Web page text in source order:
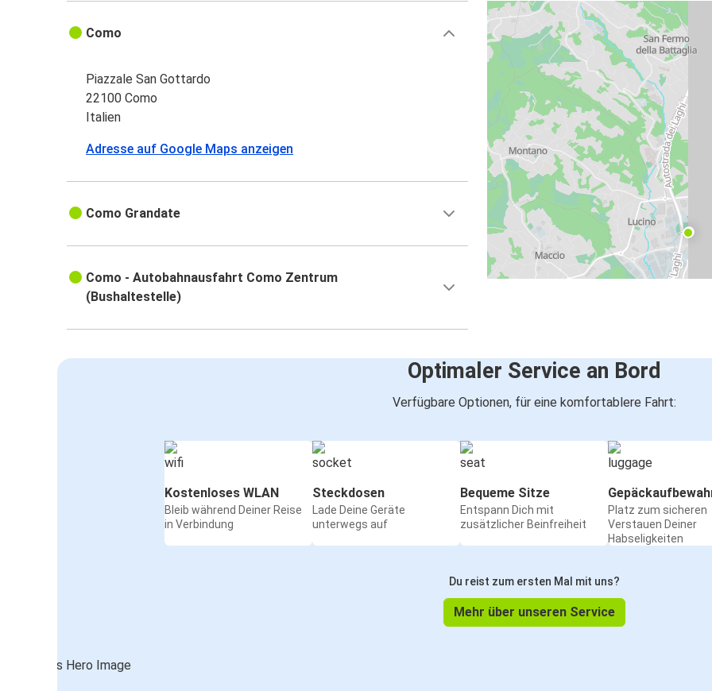
Como
Piazzale San Gottardo
22100 Como
Italien
Adresse auf Google Maps anzeigen
Como Grandate
Como - Autobahnausfahrt Como Zentrum
(Bushaltestelle)
Optimaler Service an Bord
Verfügbare Optionen, für eine komfortablere Fahrt:
Kostenloses WLAN
Bleib während Deiner Reise
in Verbindung
Steckdosen
Lade Deine Geräte
unterwegs auf
Bequeme Sitze
Entspann Dich mit
zusätzlicher Beinfreiheit
Platz zum sicheren
Verstauen Deiner
Habseligkeiten
Du reist zum ersten Mal mit uns?
Mehr über unseren Service